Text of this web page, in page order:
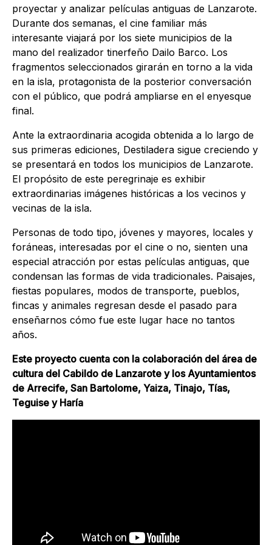
proyectar y analizar películas antiguas de Lanzarote.
Durante dos semanas, el cine familiar más
interesante viajará por los siete municipios de la
mano del realizador tinerfeño Dailo Barco. Los
fragmentos seleccionados girarán en torno a la vida
en la isla, protagonista de la posterior conversación
con el público, que podrá ampliarse en el enyesque
final.
Ante la extraordinaria acogida obtenida a lo largo de
sus primeras ediciones, Destiladera sigue creciendo y
se presentará en todos los municipios de Lanzarote.
El propósito de este peregrinaje es exhibir
extraordinarias imágenes históricas a los vecinos y
vecinas de la isla.
Personas de todo tipo, jóvenes y mayores, locales y
foráneas, interesadas por el cine o no, sienten una
especial atracción por estas películas antiguas, que
condensan las formas de vida tradicionales. Paisajes,
fiestas populares, modos de transporte, pueblos,
fincas y animales regresan desde el pasado para
enseñarnos cómo fue este lugar hace no tantos
años.
Este proyecto cuenta con la colaboración del área de
cultura del Cabildo de Lanzarote y los Ayuntamientos
de Arrecife, San Bartolome, Yaiza, Tinajo, Tías,
Teguise y Haría